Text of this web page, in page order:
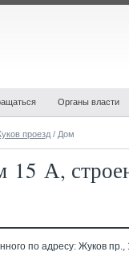
Органы власти
проезд / Дом
15 А,
по адресу: Жуков пр.,